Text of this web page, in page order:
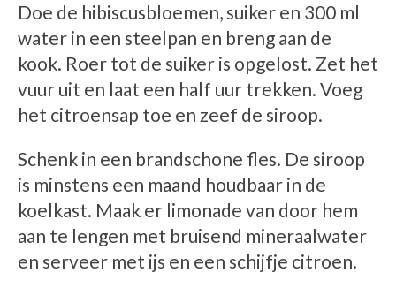
Doe de hibiscusbloemen, suiker en 300 ml
water in een steelpan en breng aan de
kook. Roer tot de suiker is opgelost. Zet het
vuur uit en laat een half uur trekken. Voeg
het citroensap toe en zeef de siroop.
Schenk in een brandschone fles. De siroop
is minstens een maand houdbaar in de
koelkast. Maak er limonade van door hem
aan te lengen met bruisend mineraalwater
en serveer met ijs en een schijfje citroen.